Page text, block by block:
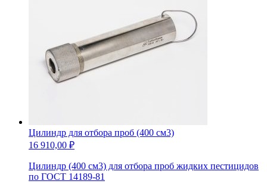
Цилиндр для отбора проб (400 см3)
16 910,00 ₽
Цилиндр (400 см3) для отбора проб жидких пестицидов
по ГОСТ 14189-81